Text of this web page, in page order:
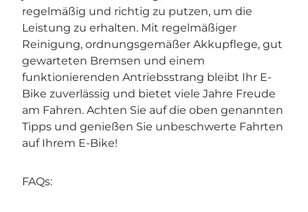
regelmäßig und richtig zu putzen, um die
Leistung zu erhalten. Mit regelmäßiger
Reinigung, ordnungsgemäßer Akkupflege, gut
gewarteten Bremsen und einem
funktionierenden Antriebsstrang bleibt Ihr E-
Bike zuverlässig und bietet viele Jahre Freude
am Fahren. Achten Sie auf die oben genannten
Tipps und genießen Sie unbeschwerte Fahrten
auf Ihrem E-Bike!
FAQs: